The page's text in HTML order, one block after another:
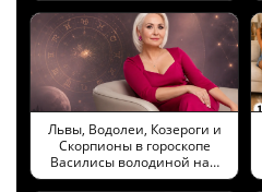
Львы, Водолеи, Козероги и
Скорпионы в гороскопе
Василисы володиной на…